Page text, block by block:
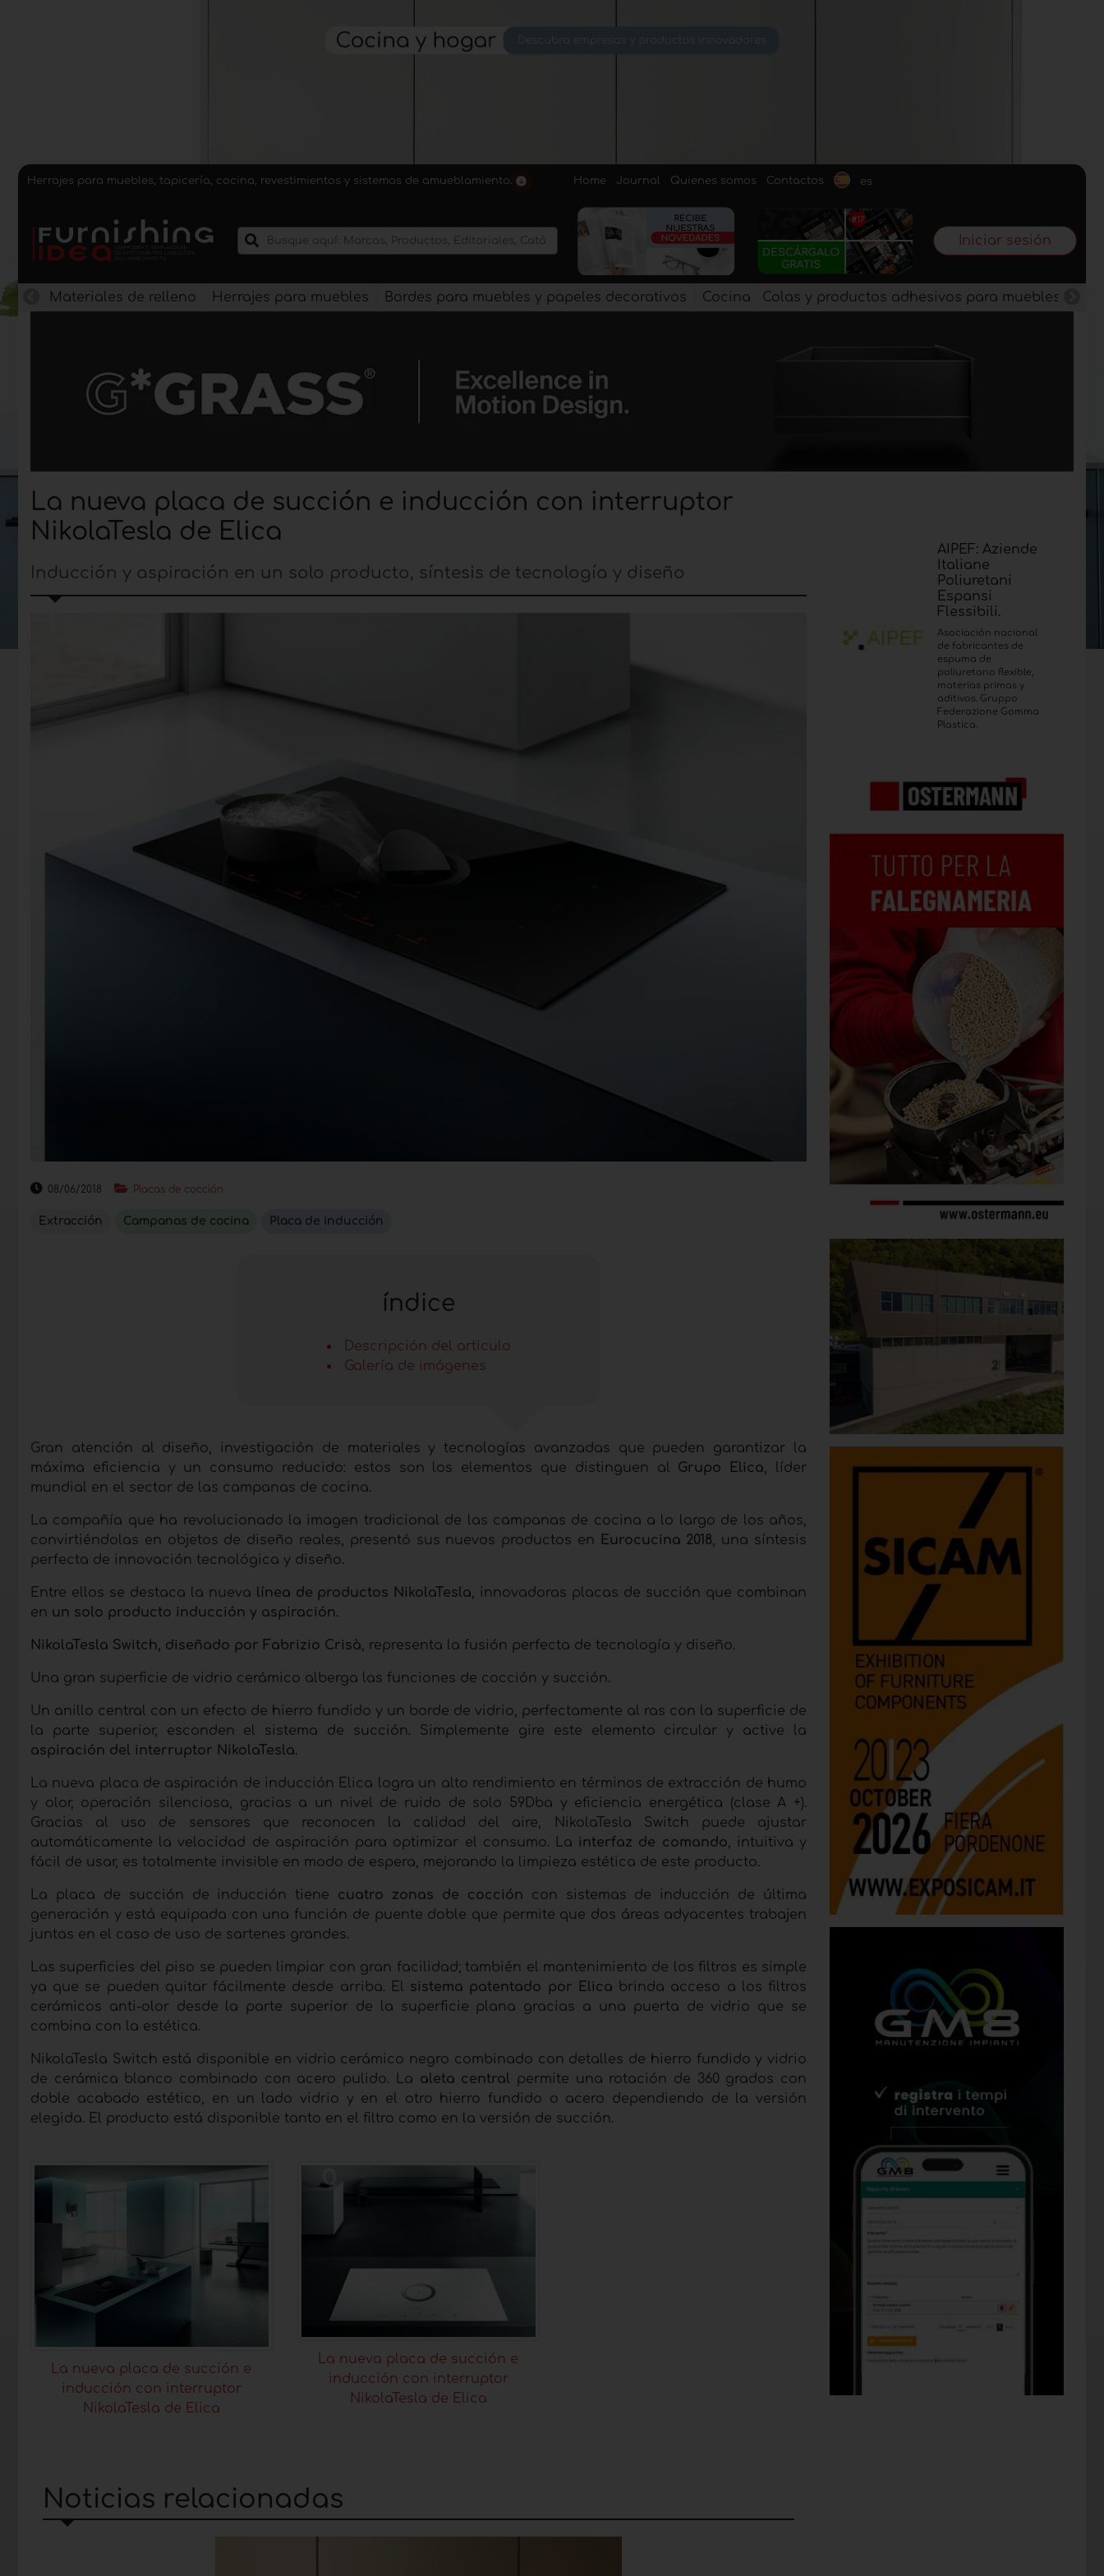
Herrajes para muebles, tapicería, cocina, revestimientos y sistemas de amueblamiento. Home Journal Quienes somos Contactos es
Iniciar sesión
Materiales de relleno Herrajes para muebles Bordes para muebles y papeles decorativos Cocina Colas y productos adhesivos para muebles
La nueva placa de succión e inducción con interruptor
NikolaTesla de Elica
Inducción y aspiración en un solo producto, síntesis de tecnología y diseño
08/06/2018 Placas de cocción
Extracción Campanas de cocina Placa de inducción
índice
Descripción del articulo
Galería de imágenes
Gran atención al diseño, investigación de materiales y tecnologías avanzadas que pueden garantizar la
máxima eficiencia y un consumo reducido: estos son los elementos que distinguen al Grupo Elica, líder
mundial en el sector de las campanas de cocina.
La compañía que ha revolucionado la imagen tradicional de las campanas de cocina a lo largo de los años,
convirtiéndolas en objetos de diseño reales, presentó sus nuevos productos en
Eurocucina 2018, una síntesis
perfecta de innovación tecnológica y diseño.
Entre ellos se destaca la nueva línea de productos NikolaTesla, innovadoras placas de succión que combinan
en un solo producto inducción y aspiración.
NikolaTesla Switch, diseñado por Fabrizio Crisà, representa la fusión perfecta de tecnología y diseño.
Una gran superficie de vidrio cerámico alberga las funciones de cocción y succión.
Un anillo central con un efecto de hierro fundido y un borde de vidrio, perfectamente al ras con la superficie de
la parte superior, esconden el sistema de succión. Simplemente gire este elemento circular y active la
aspiración del interruptor NikolaTesla.
La nueva placa de aspiración de inducción Elica logra un alto rendimiento en términos de extracción de humo
y olor, operación silenciosa, gracias a un nivel de ruido de solo 59Dba y eficiencia energética (clase A +).
Gracias al uso de sensores que reconocen la calidad del aire, NikolaTesla Switch puede ajustar
automáticamente la velocidad de aspiración para optimizar el consumo. La interfaz de comando, intuitiva y
fácil de usar, es totalmente invisible en modo de espera, mejorando la limpieza estética de este producto.
La placa de succión de inducción tiene cuatro zonas de cocción con sistemas de inducción de última
generación y está equipada con una función de puente doble que permite que dos áreas adyacentes trabajen
juntas en el caso de uso de sartenes grandes.
Las superficies del piso se pueden limpiar con gran facilidad; también el mantenimiento de los filtros es simple
ya que se pueden quitar fácilmente desde arriba. El sistema patentado por Elica brinda acceso a los filtros
cerámicos anti-olor desde la parte superior de la superficie plana gracias a una puerta de vidrio que se
combina con la estética.
NikolaTesla Switch está disponible en vidrio cerámico negro combinado con detalles de hierro fundido y vidrio
de cerámica blanco combinado con acero pulido. La aleta central permite una rotación de 360 ​​grados con
doble acabado estético, en un lado vidrio y en el otro hierro fundido o acero dependiendo de la versión
elegida. El producto está disponible tanto en el filtro como en la versión de succión.
La nueva placa de succión e
inducción con interruptor
NikolaTesla de Elica
La nueva placa de succión e
inducción con interruptor
NikolaTesla de Elica
Noticias relacionadas
AIPEF: Aziende
Italiane
Poliuretani
Espansi
Flessibili.
Asociación nacional
de fabricantes de
espuma de
poliuretano flexible,
materias primas y
aditivos. Gruppo
Federazione Gomma
Plastica.